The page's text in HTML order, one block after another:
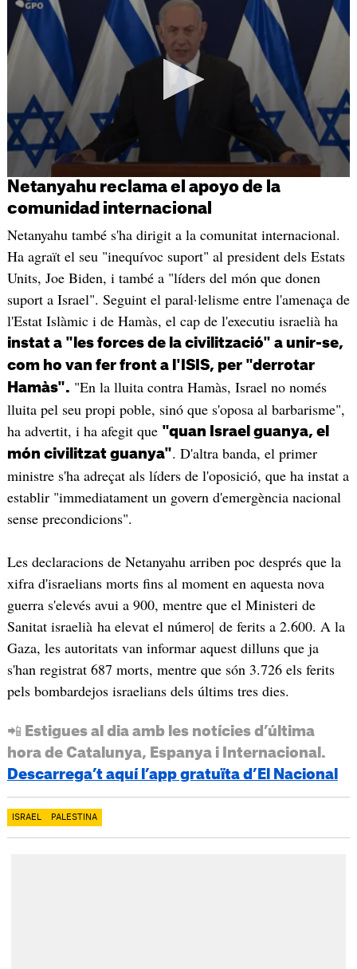
Netanyahu reclama el apoyo de la
comunidad internacional
Netanyahu també s'ha dirigit a la comunitat internacional.
Ha agraït el seu "inequívoc suport" al president dels Estats
Units, Joe Biden, i també a "líders del món que donen
suport a Israel". Seguint el paral·lelisme entre l'amenaça de
l'Estat Islàmic i de Hamàs, el cap de l'executiu israelià ha
instat a "les forces de la civilització" a unir-se,
com ho van fer front a l'ISIS, per "derrotar
Hamàs". "En la lluita contra Hamàs, Israel no només
lluita pel seu propi poble, sinó que s'oposa al barbarisme",
ha advertit, i ha afegit que "quan Israel guanya, el
món civilitzat guanya". D'altra banda, el primer
ministre s'ha adreçat als líders de l'oposició, que ha instat a
establir "immediatament un govern d'emergència nacional
sense precondicions".
Les declaracions de Netanyahu arriben poc després que la
xifra d'israelians morts fins al moment en aquesta nova
guerra s'elevés avui a 900, mentre que el Ministeri de
Sanitat israelià ha elevat el número| de ferits a 2.600. A la
Gaza, les autoritats van informar aquest dilluns que ja
s'han registrat 687 morts, mentre que són 3.726 els ferits
pels bombardejos israelians dels últims tres dies.
📲 Estigues al dia amb les notícies d’última
hora de Catalunya, Espanya i Internacional.
Descarrega’t aquí l’app gratuïta d’El Nacional
ISRAEL PALESTINA